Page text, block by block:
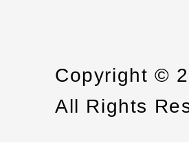
Copyright ©
All Rights